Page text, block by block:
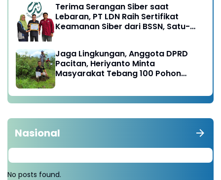
Terima Serangan Siber saat
Lebaran, PT LDN Raih Sertifikat
Keamanan Siber dari BSSN, Satu-
Jaga Lingkungan, Anggota DPRD
Pacitan, Heriyanto Minta
Masyarakat Tebang 100 Pohon
Nasional
No posts found.